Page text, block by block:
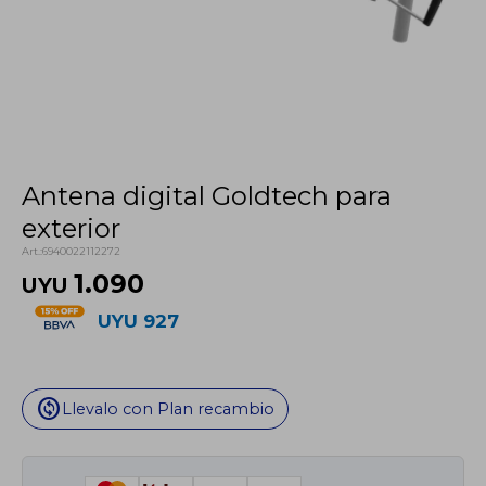
Antena digital Goldtech para
exterior
6940022112272
UYU 1.090
UYU 927
change_circle Llevalo con Plan recambio